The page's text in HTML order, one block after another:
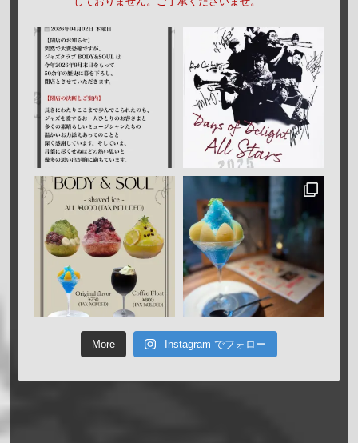
More Instagram でフォロー